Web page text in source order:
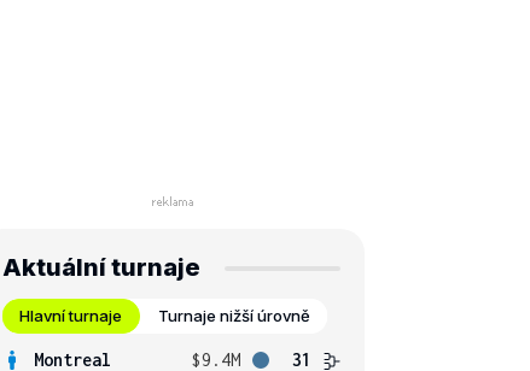
Aktuální turnaje
Hlavní turnaje Turnaje nižší úrovně
Montreal $9.4M
31